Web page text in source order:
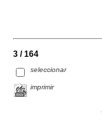
3 / 164
seleccionar
imprimir